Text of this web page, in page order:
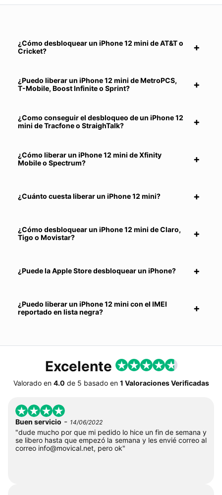
¿Cómo desbloquear un iPhone 12 mini de AT&T o
Cricket?
¿Puedo liberar un iPhone 12 mini de MetroPCS,
T-Mobile, Boost Infinite o Sprint?
¿Como conseguir el desbloqueo de un iPhone 12
mini de Tracfone o StraighTalk?
¿Cómo liberar un iPhone 12 mini de Xfinity
Mobile o Spectrum?
¿Cuánto cuesta liberar un iPhone 12 mini?
¿Cómo desbloquear un iPhone 12 mini de Claro,
Tigo o Movistar?
¿Puede la Apple Store desbloquear un iPhone?
¿Puedo liberar un iPhone 12 mini con el IMEI
reportado en lista negra?
Excelente
Valorado en 4.0 de 5 basado en 1 Valoraciones Verificadas
Buen servicio - 14/06/2022
"dude mucho por que mi pedido lo hice un fin de semana y
se libero hasta que empezó la semana y les envié correo al
correo info@movical.net, pero ok"